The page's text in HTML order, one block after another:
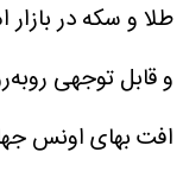
و قابل توجهی
افت بهای اونس